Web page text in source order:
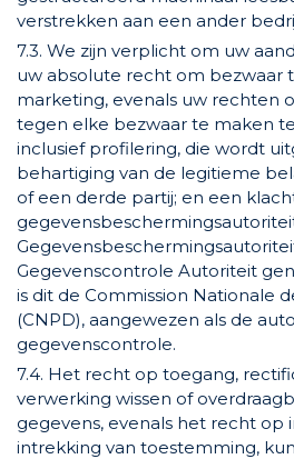
verstrekken aan een ander
7.3. We zijn verplicht om uw
uw absolute recht om bezwaar
marketing, evenals uw rechten
tegen elke bezwaar te maken
inclusief profilering, die wordt
behartiging van de legitieme
of een derde partij; en een
Gegevenscontrole Autoriteit
is dit de Commission Nationale
(CNPD), aangewezen als de
gegevenscontrole.
7.4. Het recht op toegang,
verwerking wissen of
gegevens, evenals het recht op
intrekking van toestemming,